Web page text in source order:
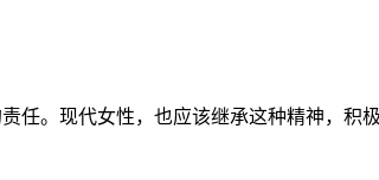
。现代女性，也应该继承这种精神，积